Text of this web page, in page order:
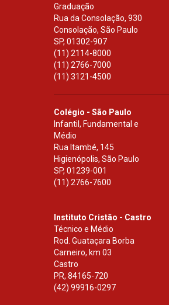
Graduação
Rua da Consolação, 930
Consolação, São Paulo
SP, 01302-907
(11) 2114-8000
(11) 2766-7000
(11) 3121-4500
Colégio - São Paulo
Infantil, Fundamental e
Médio
Rua Itambé, 145
Higienópolis, São Paulo
SP, 01239-001
(11) 2766-7600
Instituto Cristão - Castro
Técnico e Médio
Rod. Guataçara Borba
Carneiro, km 03
Castro
PR, 84165-720
(42) 99916-0297